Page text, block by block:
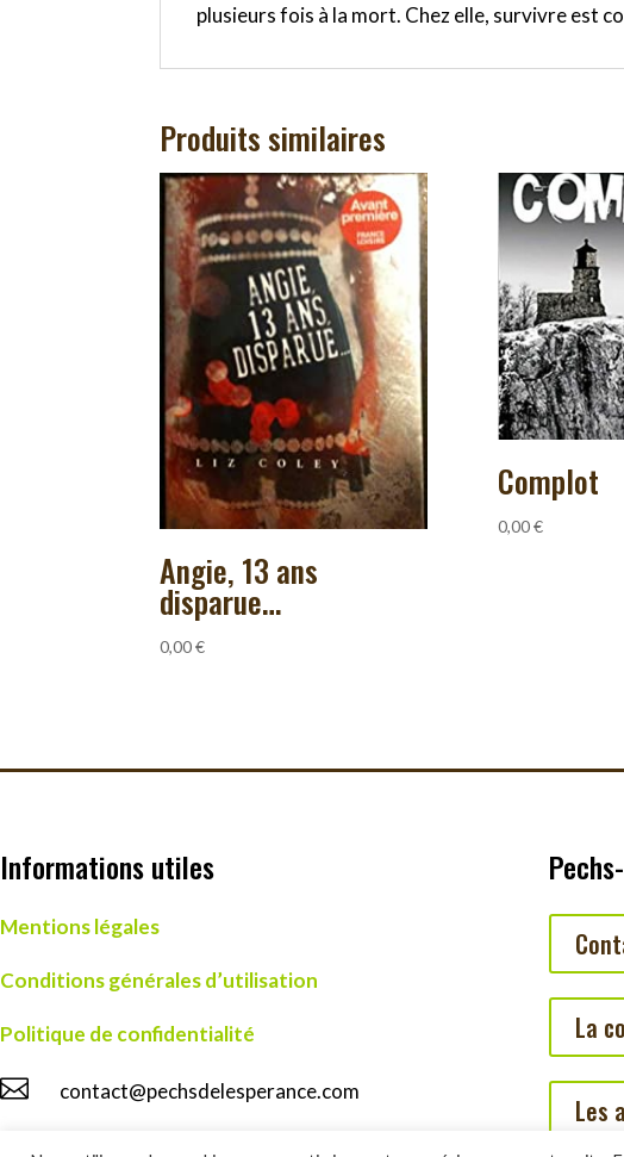
plusieurs fois à la mort. Chez elle, survivre est
Produits similaires
Angie, 13 ans
disparue…
0,00€
Complot
0,00€
Informations utiles
Mentions légales
Conditions générales d’utilisation
Politique de confidentialité
 contact@pechsdelesperance.com
La
Les